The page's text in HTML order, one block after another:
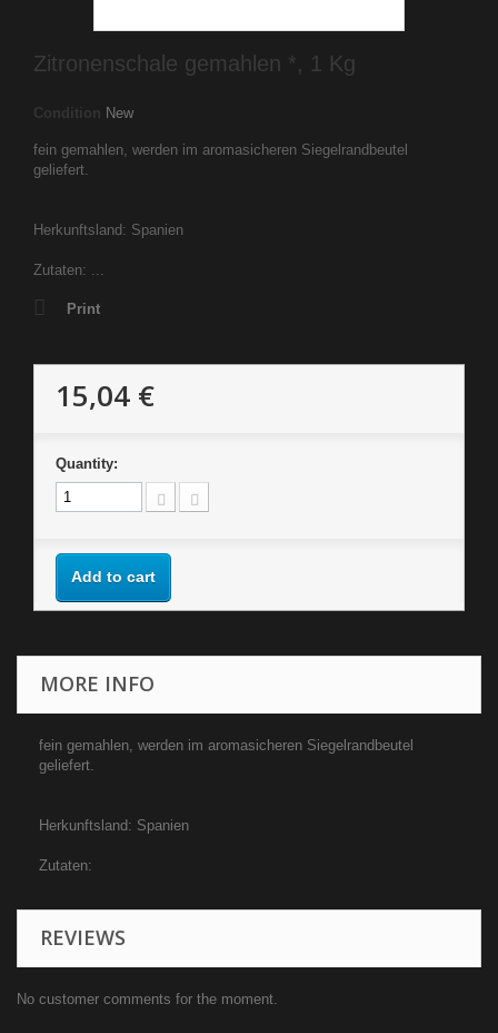
Zitronenschale gemahlen *, 1 Kg
Condition New
fein gemahlen, werden im aromasicheren Siegelrandbeutel
geliefert.
Herkunftsland: Spanien
Zutaten: ...
Print
15,04 €
Quantity:
Add to cart
MORE INFO
fein gemahlen, werden im aromasicheren Siegelrandbeutel
geliefert.
Herkunftsland: Spanien
Zutaten:
REVIEWS
No customer comments for the moment.